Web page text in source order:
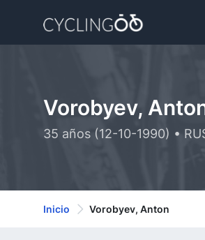
Vorobyev,
35 años (12-10-1990) •
Inicio Vorobyev, Anton